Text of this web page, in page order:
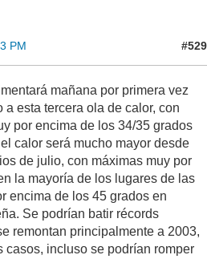
PM #529
mañana por primera vez
esta tercera ola de calor, con
por encima de los 34/35 grados
calor será mucho mayor desde
de julio, con máximas muy por
la mayoría de los lugares de las
encima de los 45 grados en
Se podrían batir récords
remontan principalmente a 2003,
casos, incluso se podrían romper